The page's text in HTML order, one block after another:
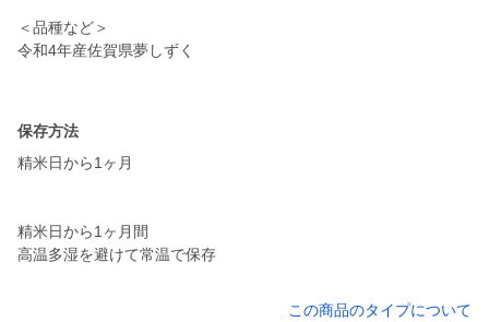
＜品種など＞
令和4年産佐賀県夢しずく
保存方法
精米日から1ヶ月
精米日から1ヶ月間
この商品のタイプについて